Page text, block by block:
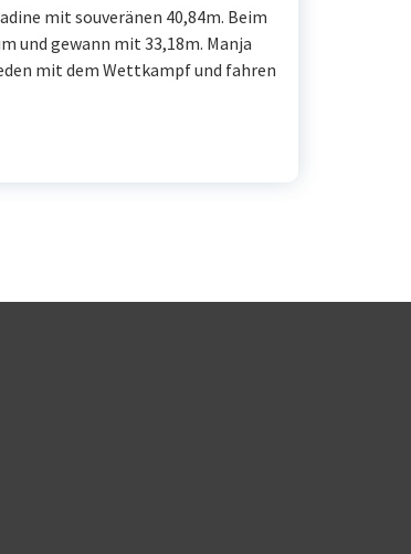
mit souveränen 40,84m. Beim
und gewann mit 33,18m. Manja
mit dem Wettkampf und fahren